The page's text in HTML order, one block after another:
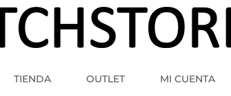
TIENDA OUTLET MI CUENTA